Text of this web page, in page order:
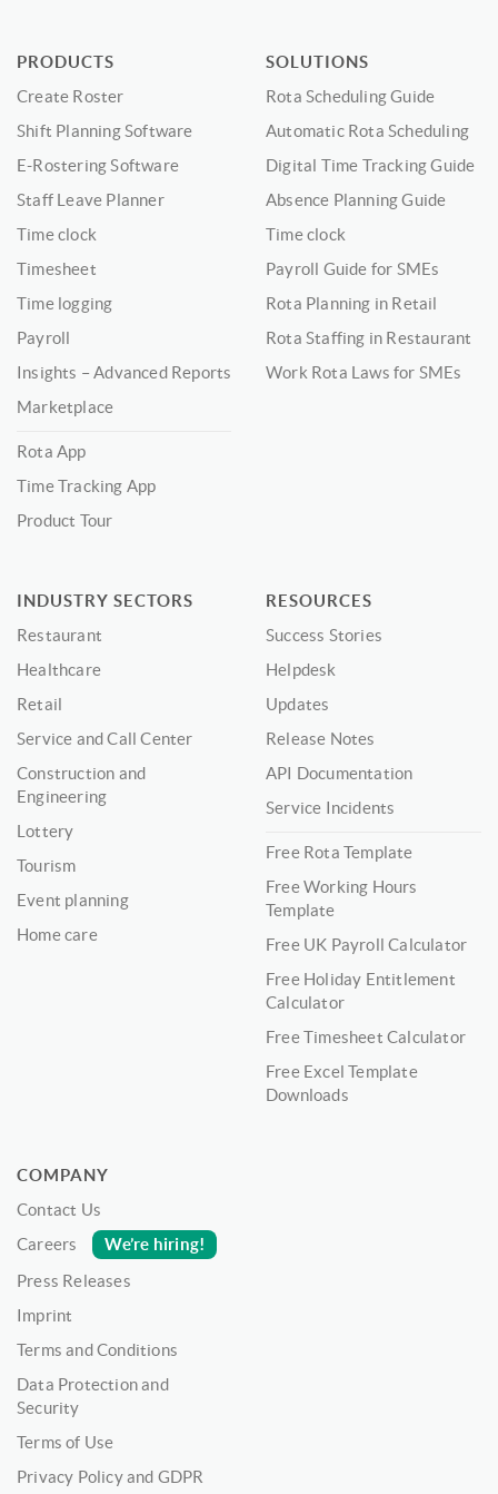
PRODUCTS
Create Roster
Shift Planning Software
E-Rostering Software
Staff Leave Planner
Time clock
Timesheet
Time logging
Payroll
Insights – Advanced Reports
Marketplace
Rota App
Time Tracking App
Product Tour
SOLUTIONS
Rota Scheduling Guide
Automatic Rota Scheduling
Digital Time Tracking Guide
Absence Planning Guide
Time clock
Payroll Guide for SMEs
Rota Planning in Retail
Rota Staffing in Restaurant
Work Rota Laws for SMEs
INDUSTRY SECTORS
Restaurant
Healthcare
Retail
Service and Call Center
Construction and
Engineering
Lottery
Tourism
Event planning
Home care
RESOURCES
Success Stories
Helpdesk
Updates
Release Notes
API Documentation
Service Incidents
Free Rota Template
Free Working Hours
Template
Free UK Payroll Calculator
Free Holiday Entitlement
Calculator
Free Timesheet Calculator
Free Excel Template
Downloads
COMPANY
Contact Us
Careers
We’re hiring!
Press Releases
Imprint
Terms and Conditions
Data Protection and
Security
Terms of Use
Privacy Policy and GDPR